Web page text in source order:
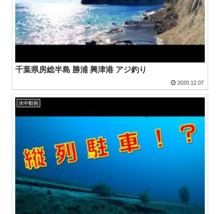
千葉県房総半島 勝浦 興津港 アジ釣り
2020.12.07
水中動画